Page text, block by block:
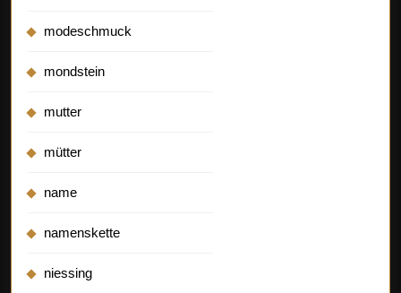
modeschmuck
mondstein
mutter
mütter
name
namenskette
niessing